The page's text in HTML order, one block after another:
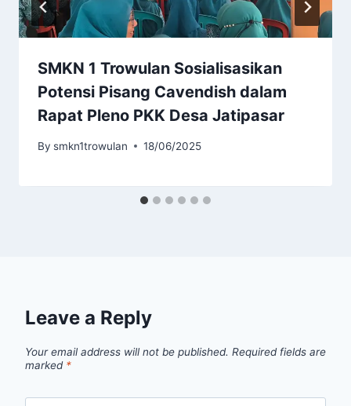
SMKN 1 Trowulan Sosialisasikan
Potensi Pisang Cavendish dalam
Rapat Pleno PKK Desa Jatipasar
By smkn1trowulan 18/06/2025
Leave a Reply
Your email address will not be published. Required fields are
marked *